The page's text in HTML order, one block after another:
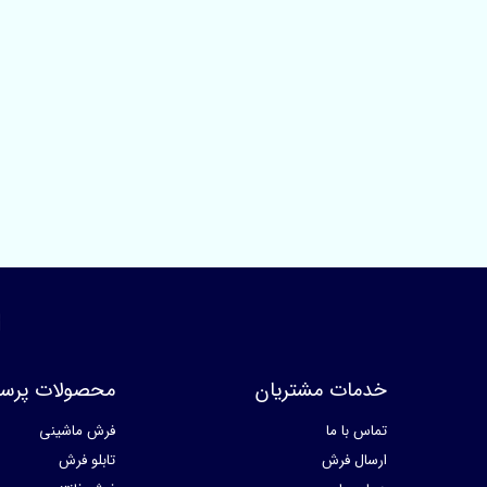
خدمات مشتریان
تماس با ما
ارسال فرش
محصولات
فرش ماشینی
تابلو فرش